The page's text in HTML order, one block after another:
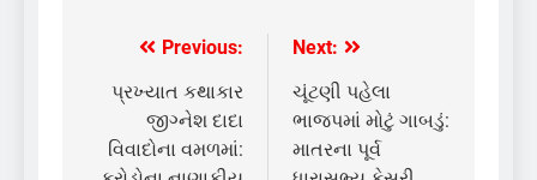
Post
navigation
Previous:
પ્રખ્યાત કથાકાર
જીગ્નેશ દાદા
વિવાદોના વમળમાં:
Next:
ચૂંટણી પહેલા
ભાજપમાં મોટું ગાબડું:
માતરના પૂર્વ